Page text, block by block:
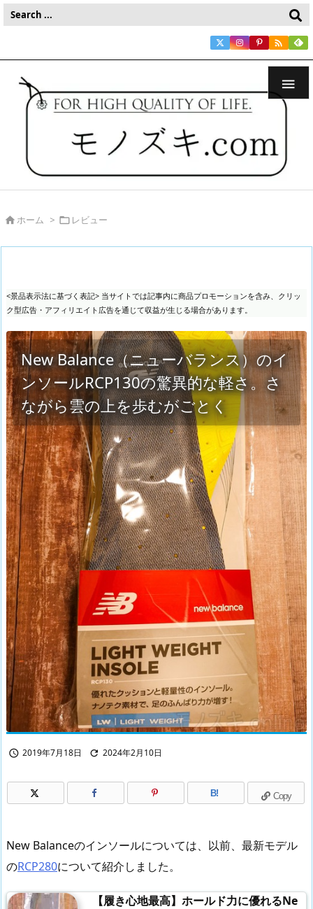


ホーム >  レビュー
<景品表示法に基づく表記> 当サイトでは記事内に商品プロモーションを含み、クリッ
ク型広告・アフィリエイト広告を通じて収益が生じる場合があります。
New Balance（ニューバランス）のイ
ンソールRCP130の驚異的な軽さ。さ
ながら雲の上を歩むがごとく
 2019年7月18日  2024年2月10日
B! Copy
New Balanceのインソールについては、以前、最新モデル
のRCP280について紹介しました。
【履き心地最高】ホールド力に優れるNe